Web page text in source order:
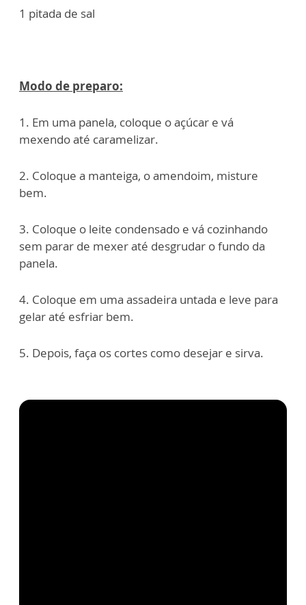
1 pitada de sal
Modo de preparo:
1. Em uma panela, coloque o açúcar e vá
mexendo até caramelizar.
2. Coloque a manteiga, o amendoim, misture
bem.
3. Coloque o leite condensado e vá cozinhando
sem parar de mexer até desgrudar o fundo da
panela.
4. Coloque em uma assadeira untada e leve para
gelar até esfriar bem.
5. Depois, faça os cortes como desejar e sirva.